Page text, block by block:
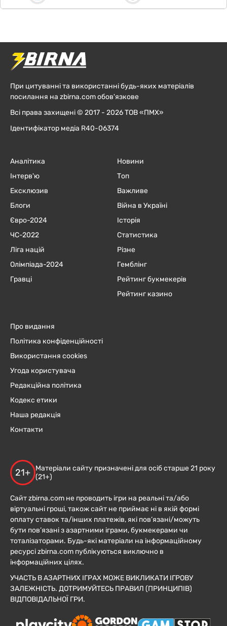
При цитуванні та використанні будь-яких матеріалів
посилання на zbirna.com обов'язкове
Всі права захищені © 2017 - 2026 ТОВ «ПМХ»
Ідентифікатор медіа R40-06374
Аналітика
Інтерв'ю
Ексклюзив
Блоги
Євро-2024
ЧC-2022
Ліга націй
Олімпіада-2024
Гравці
Новини
Топ
Важливе
Війна в Україні
Історія
Статистика
Різне
Гемблінг
Рейтинг букмекерів
Рейтинг казино
Про видання
Політика конфіденційності
Використання cookies
Угода користувача
Редакційна політика
Кодекс етики
Наша редакція
Контакти
21+
Матеріали сайту призначені для осіб старше 21 року
(21+)
Сайт zbirna.com не проводить ігри на реальні та/або
віртуальні гроші, також сайт не приймає ні в якій формі
оплату ставок та/інших платежів, які пов’язані/можуть
бути пов’язані з азартними іграми, букмекерами чи
тоталізаторами. Будь-які матеріали на інформаційному
ресурсі zbirna.com публікуються виключно в
інформаційних цілях.
УЧАСТЬ В АЗАРТНИХ ІГРАХ МОЖЕ ВИКЛИКАТИ ІГРОВУ
ЗАЛЕЖНІСТЬ. ДОТРИМУЙТЕСЬ ПРАВИЛ (ПРИНЦИПІВ)
ВІДПОВІДАЛЬНОЇ ГРИ.